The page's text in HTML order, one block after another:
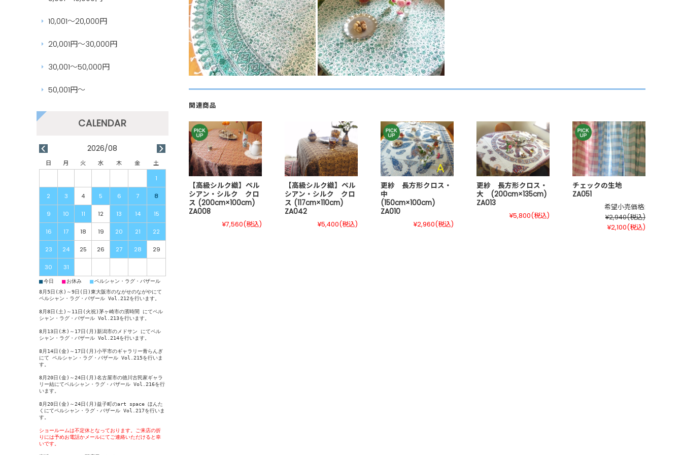
関連商品
【高級シルク織】ペル
シアン・シルク クロ
ス (200cm×100cm)
ZA008
¥7,560(税込)
【高級シルク織】ペル
シアン・シルク クロ
ス (117cm×110cm)
ZA042
¥5,400(税込)
更紗 長方形クロス・
中
(150cm×100cm)
ZA010
¥2,960(税込)
更紗 長方形クロス・
大 (200cm×135cm)
ZA013
¥5,800(税込)
チェックの生地
ZA051
希望小売価格:
¥2,940(税込)
¥2,100(税込)
10,001～20,000円
20,001円～30,000円
30,001～50,000円
50,001円～
2026/08
日 月 火 水 木 金
土
1
2 3 4 5 6 7 8
9 10 11 12 13 14 15
16 17 18 19 20 21 22
23 24 25 26 27 28 29
30 31
■今日 ■お休み ■ペルシャン・ラグ・バザール
8月5日(水)～9日(日)東大阪市のながせのながやにて
ペルシャン・ラグ・バザール Vol.212を行います。
8月8日(土)～11日(火祝)茅ヶ崎市の濱時間 にてペル
シャン・ラグ・バザール Vol.213を行います。
8月13日(木)～17日(月)新潟市のメドサン にてペル
シャン・ラグ・バザール Vol.214を行います。
8月14日(金)～17日(月)小平市のギャラリー青らんぎ
にてペルシャン・ラグ・バザール Vol.215を行いま
す。
8月20日(金)～24日(月)名古屋市の徳川古民家ギャラ
リー結にてペルシャン・ラグ・バザール Vol.216を行
います。
8月20日(金)～24日(月)益子町のart space ほんた
くにてペルシャン・ラグ・バザール Vol.217を行いま
す。
ショールームは不定休となっております。ご来店の折
りには予めお電話かメールにてご連絡いただけると幸
いです。